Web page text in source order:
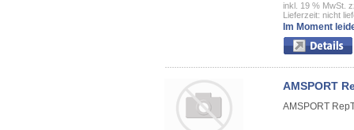
inkl. 19 % MwSt.
Lieferzeit: nicht
Im Moment
AMSPORT
AMSPORT